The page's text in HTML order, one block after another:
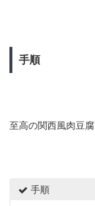
手順
至高の関西風肉豆
手順